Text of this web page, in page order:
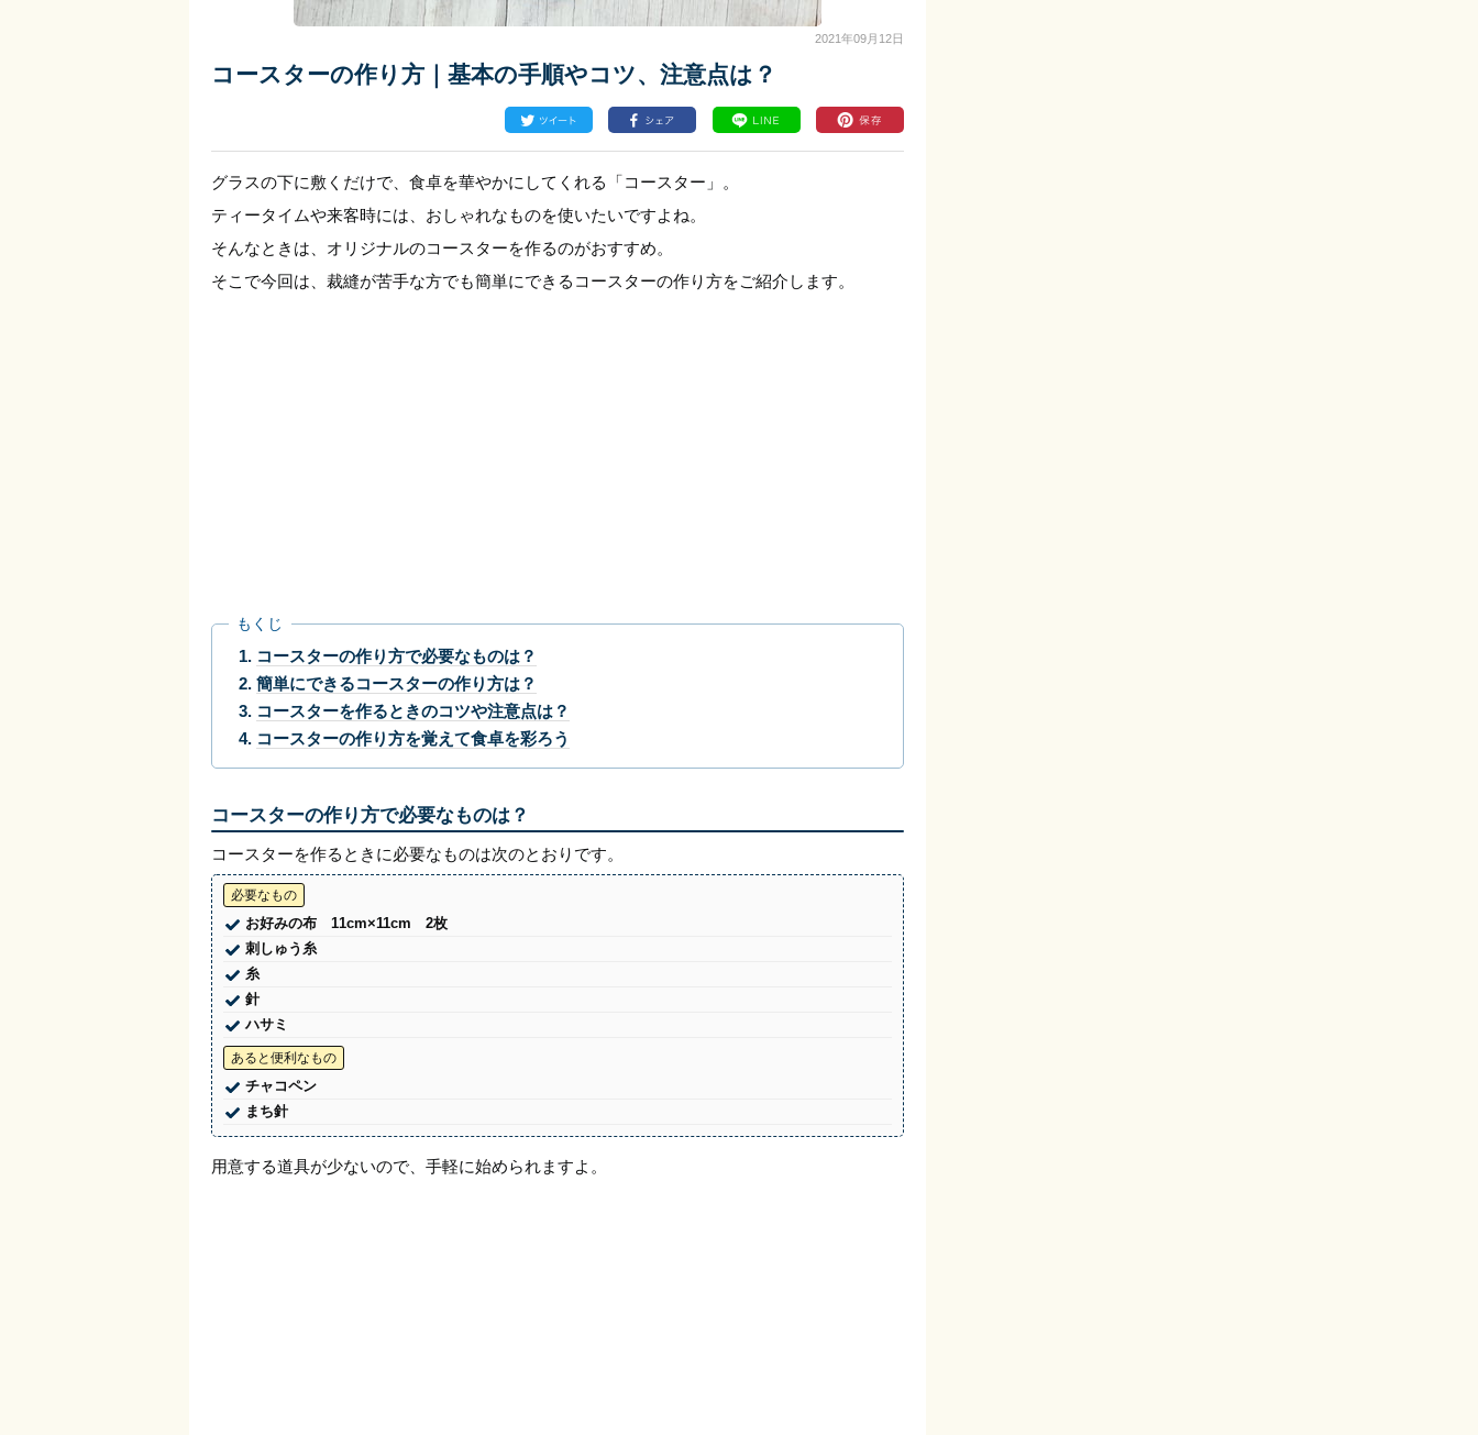
2021年09月12日
コースターの作り方｜基本の手順やコツ、注意点は？
グラスの下に敷くだけで、食卓を華やかにしてくれる「コースター」。
ティータイムや来客時には、おしゃれなものを使いたいですよね。
そんなときは、オリジナルのコースターを作るのがおすすめ。
そこで今回は、裁縫が苦手な方でも簡単にできるコースターの作り方をご紹介します。
もくじ
コースターの作り方で必要なものは？
簡単にできるコースターの作り方は？
コースターを作るときのコツや注意点は？
コースターの作り方を覚えて食卓を彩ろう
コースターの作り方で必要なものは？
コースターを作るときに必要なものは次のとおりです。
必要なもの
お好みの布 11cm×11cm 2枚
刺しゅう糸
糸
針
ハサミ
あると便利なもの
チャコペン
まち針
用意する道具が少ないので、手軽に始められますよ。